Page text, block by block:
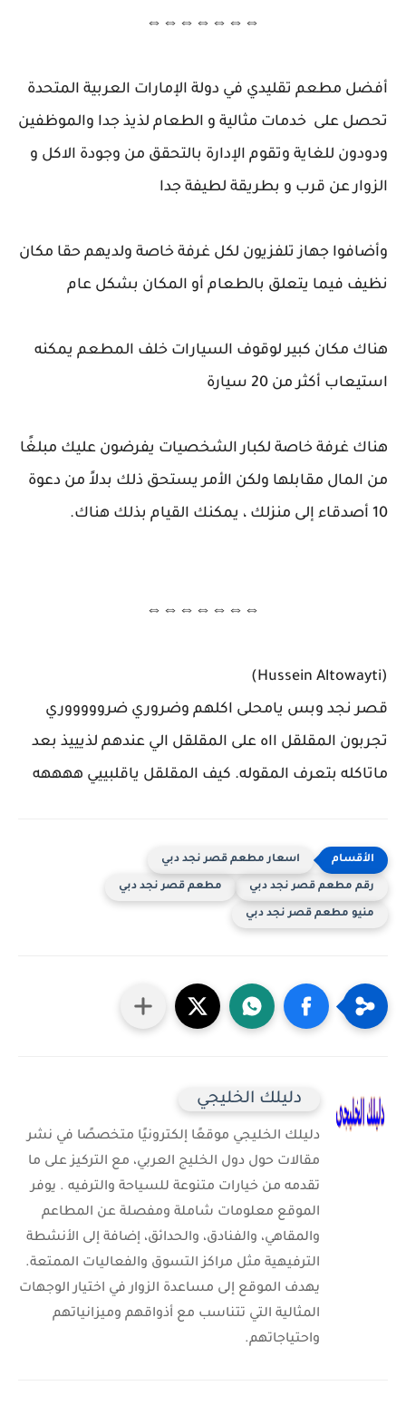
⇔⇔⇔⇔⇔⇔⇔
أفضل مطعم تقليدي في دولة الإمارات العربية المتحدة
تحصل على خدمات مثالية و الطعام لذيذ جدا والموظفين
ودودون للغاية وتقوم الإدارة بالتحقق من وجودة الاكل و
الزوار عن قرب و بطريقة لطيفة جدا
وأضافوا جهاز تلفزيون لكل غرفة خاصة ولديهم حقا مكان
نظيف فيما يتعلق بالطعام أو المكان بشكل عام
هناك مكان كبير لوقوف السيارات خلف المطعم يمكنه
استيعاب أكثر من 20 سيارة
هناك غرفة خاصة لكبار الشخصيات يفرضون عليك مبلغًا
من المال مقابلها ولكن الأمر يستحق ذلك بدلاً من دعوة
10 أصدقاء إلى منزلك ، يمكنك القيام بذلك هناك.
⇔⇔⇔⇔⇔⇔⇔
(Hussein Altowayti)
قصر نجد وبس يامحلى اكلهم وضروري ضروووووري
تجربون المقلقل ااه على المقلقل الي عندهم لذيييذ بعد
ماتاكله بتعرف المقوله. كيف المقلقل ياقلبييي ههههه
اسعار مطعم قصر نجد دبي
رقم مطعم قصر نجد دبي مطعم قصر نجد دبي
منيو مطعم قصر نجد دبي
دليلك الخليجي
دليلك الخليجي موقعًا إلكترونيًا متخصصًا في نشر
مقالات حول دول الخليج العربي، مع التركيز على ما
تقدمه من خيارات متنوعة للسياحة والترفيه . يوفر
الموقع معلومات شاملة ومفصلة عن المطاعم
والمقاهي، والفنادق، والحدائق، إضافة إلى الأنشطة
الترفيهية مثل مراكز التسوق والفعاليات الممتعة.
يهدف الموقع إلى مساعدة الزوار في اختيار الوجهات
المثالية التي تتناسب مع أذواقهم وميزانياتهم
واحتياجاتهم.